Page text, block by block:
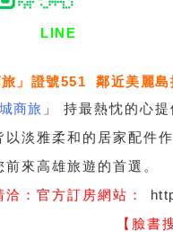
LINE
」證號551 鄰近美麗
商旅 」 持最熱忱的心
以淡雅柔和的居家配件
來高雄旅遊的首選。
： 官方訂房網站：
【臉書